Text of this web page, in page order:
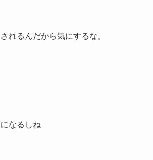
れるんだから気にするな。
なるしね